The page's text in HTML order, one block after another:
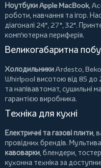
Ноутбуки Apple MacBook,
роботи, навчання та ігор.
діагоналі 24", 27", 32".
комп'ютерна периферія.
Великогабаритна
ХолодильникиArdesto,Beko
Whirlpool висотою від 85 до
та напівавтомат,сушильні
гарантією виробника.
Техніка для кухні
Електричні та газові плити,
провідних брендів.
кавоварки,блендери,
кухонна техніка за